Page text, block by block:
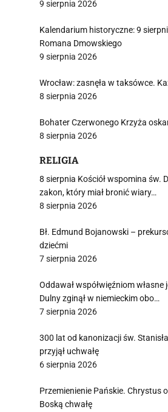
9 sierpnia 2026
Kalendarium historyczne: 9
Romana Dmowskiego
9 sierpnia 2026
Wrocław: zasnęła w taksówce.
8 sierpnia 2026
Bohater Czerwonego Krzyża
8 sierpnia 2026
RELIGIA
8 sierpnia Kościół wspomina św.
zakon, który miał bronić wiary…
8 sierpnia 2026
Bł. Edmund Bojanowski –
dziećmi
7 sierpnia 2026
Oddawał współwięźniom własne
Dulny zginął w niemieckim obo…
7 sierpnia 2026
300 lat od kanonizacji św.
przyjął uchwałę
6 sierpnia 2026
Przemienienie Pańskie. Chrystus
Boską chwałę